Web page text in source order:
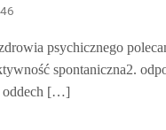
psychicznego
spontaniczna2.
oddech […]